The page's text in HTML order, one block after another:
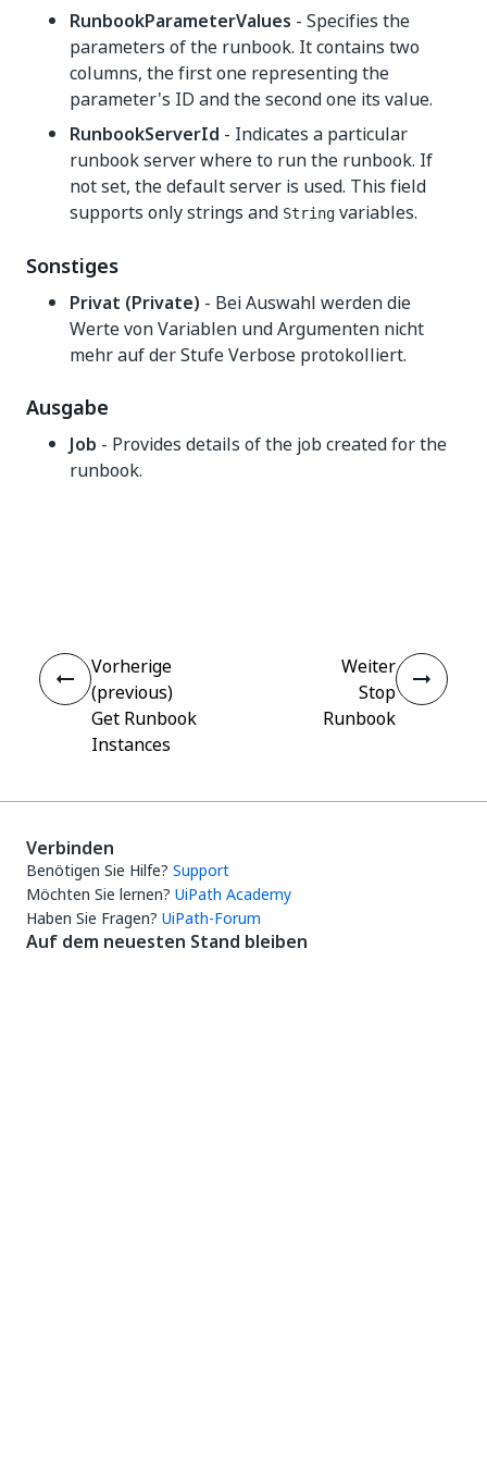
RunbookParameterValues - Specifies the
parameters of the runbook. It contains two
columns, the first one representing the
parameter's ID and the second one its value.
RunbookServerId - Indicates a particular
runbook server where to run the runbook. If
not set, the default server is used. This field
supports only strings and String variables.
Sonstiges
Privat (Private) - Bei Auswahl werden die
Werte von Variablen und Argumenten nicht
mehr auf der Stufe Verbose protokolliert.
Ausgabe
Job - Provides details of the job created for the
runbook.
Vorherige
(previous)
Get Runbook
Instances
Weiter
Stop
Runbook
Verbinden
Benötigen Sie Hilfe? Support
Möchten Sie lernen? UiPath Academy
Haben Sie Fragen? UiPath-Forum
Auf dem neuesten Stand bleiben